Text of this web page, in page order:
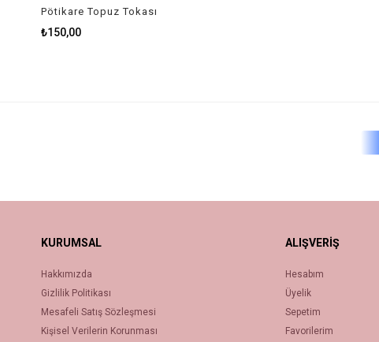
Pötikare Topuz Tokası
₺150,00
KURUMSAL
Hakkımızda
Gizlilik Politikası
Mesafeli Satış Sözleşmesi
Kişisel Verilerin Korunması
ALIŞVERİŞ
Hesabım
Üyelik
Sepetim
Favorilerim